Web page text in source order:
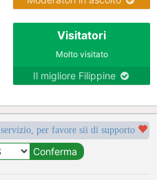
Visitatori
Molto visitato
Il migliore Filippine
per favore sii di supporto